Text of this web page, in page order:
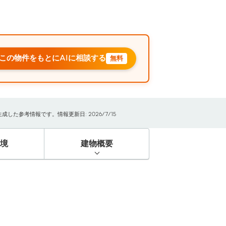
の物件をもとにAIに相談する 無料
した参考情報です。情報更新日: 2026/7/15
建物概要